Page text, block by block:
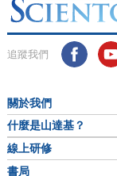
追蹤我們
關於我們
什麼是山達基？
線上研修
書局